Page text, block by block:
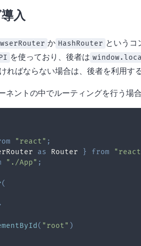
入
か HashRouter というコ
を使っており、後者は
ればならない場合は、後者を利用す
ネントの中でルーティングを行う場
"react" ;
as Router } from
"./App" ;
(
( "root" )